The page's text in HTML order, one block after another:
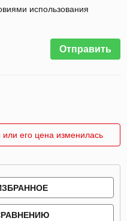
использования
Отправить
его цена изменилась